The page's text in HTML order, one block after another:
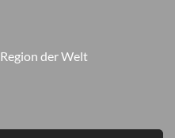
der Welt